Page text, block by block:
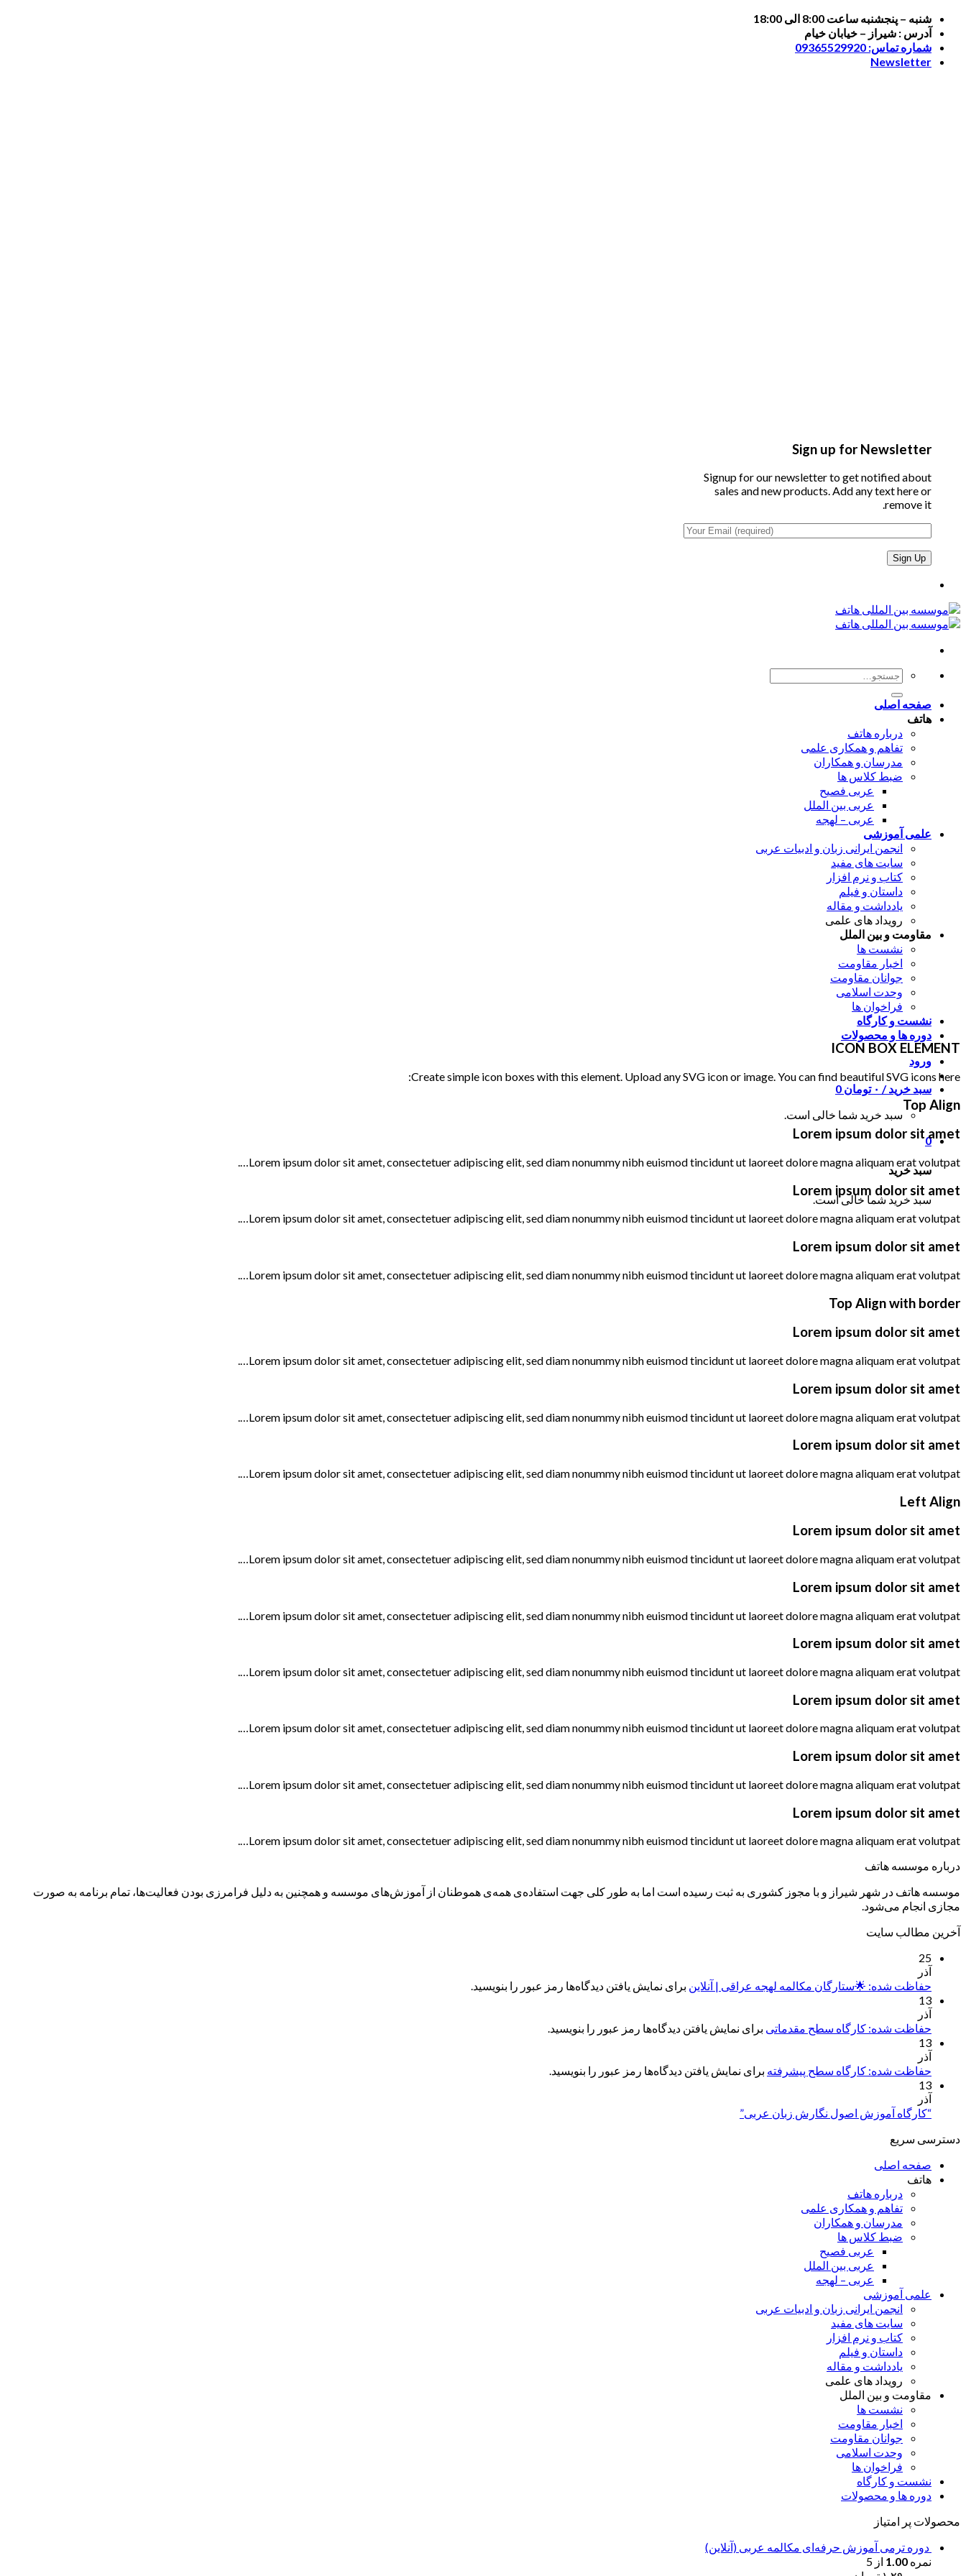
Skip
content
شنبه – پنجشنبه ساعت 8:00 الی 18:00
آدرس : شیراز – خیابان خیام
شماره تماس: 09365529920
Newsletter
Sign up for Newsletter
Signup for our newsletter to get notified about
sales and new products. Add any text here or
remove it.
جستجو
صفحه اصلی
هاتف
درباره هاتف
تفاهم و همکاری علمی
مدرسان و همکاران
ضبط کلاس ها
عربی فصیح
عربی بین الملل
عربی – لهجه
علمی آموزشی
انجمن ایرانی زبان و ادبیات عربی
سایت های مفید
کتاب و نرم افزار
داستان و فیلم
یادداشت و مقاله
رویداد های علمی
مقاومت و بین الملل
نشست ها
اخبار مقاومت
جوانان مقاومت
وحدت اسلامی
فراخوان ها
نشست و کارگاه
دوره ها و محصولات
ورود
سبد خرید / ۰ تومان 0
سبد خرید شما خالی است.
0
سبد خرید
سبد خرید شما خالی است.
ICON BOX ELEMENT
Create simple icon boxes with this element. Upload any SVG icon or image. You can find beautiful SVG icons here:
Top Align
Lorem ipsum dolor sit amet
Lorem ipsum dolor sit amet, consectetuer adipiscing elit, sed diam nonummy nibh euismod tincidunt ut laoreet dolore magna aliquam erat volutpat….
Lorem ipsum dolor sit amet
Lorem ipsum dolor sit amet, consectetuer adipiscing elit, sed diam nonummy nibh euismod tincidunt ut laoreet dolore magna aliquam erat volutpat….
Lorem ipsum dolor sit amet
Lorem ipsum dolor sit amet, consectetuer adipiscing elit, sed diam nonummy nibh euismod tincidunt ut laoreet dolore magna aliquam erat volutpat….
Top Align with border
Lorem ipsum dolor sit amet
Lorem ipsum dolor sit amet, consectetuer adipiscing elit, sed diam nonummy nibh euismod tincidunt ut laoreet dolore magna aliquam erat volutpat….
Lorem ipsum dolor sit amet
Lorem ipsum dolor sit amet, consectetuer adipiscing elit, sed diam nonummy nibh euismod tincidunt ut laoreet dolore magna aliquam erat volutpat….
Lorem ipsum dolor sit amet
Lorem ipsum dolor sit amet, consectetuer adipiscing elit, sed diam nonummy nibh euismod tincidunt ut laoreet dolore magna aliquam erat volutpat….
Left Align
Lorem ipsum dolor sit amet
Lorem ipsum dolor sit amet, consectetuer adipiscing elit, sed diam nonummy nibh euismod tincidunt ut laoreet dolore magna aliquam erat volutpat….
Lorem ipsum dolor sit amet
Lorem ipsum dolor sit amet, consectetuer adipiscing elit, sed diam nonummy nibh euismod tincidunt ut laoreet dolore magna aliquam erat volutpat….
Lorem ipsum dolor sit amet
Lorem ipsum dolor sit amet, consectetuer adipiscing elit, sed diam nonummy nibh euismod tincidunt ut laoreet dolore magna aliquam erat volutpat….
Lorem ipsum dolor sit amet
Lorem ipsum dolor sit amet, consectetuer adipiscing elit, sed diam nonummy nibh euismod tincidunt ut laoreet dolore magna aliquam erat volutpat….
Lorem ipsum dolor sit amet
Lorem ipsum dolor sit amet, consectetuer adipiscing elit, sed diam nonummy nibh euismod tincidunt ut laoreet dolore magna aliquam erat volutpat….
Lorem ipsum dolor sit amet
Lorem ipsum dolor sit amet, consectetuer adipiscing elit, sed diam nonummy nibh euismod tincidunt ut laoreet dolore magna aliquam erat volutpat….
درباره موسسه هاتف
موسسه هاتف در شهر شیراز و با مجوز کشوری به ثبت رسیده است اما به طور کلی جهت استفاده‌ی همه‌ی هموطنان از آموزش‌های موسسه و همچنین به دلیل فرامرزی بودن فعالیت‌ها، تمام برنامه به صورت
مجازی انجام می‌شود.
آخرین مطالب سایت
25
آذر
حفاظت شده: 🌟ستارگان مکالمه لهجه عراقی | آنلاین برای نمایش یافتن دیدگاه‌ها رمز عبور را بنویسید.
13
آذر
حفاظت شده: کارگاه سطح مقدماتی برای نمایش یافتن دیدگاه‌ها رمز عبور را بنویسید.
13
آذر
حفاظت شده: کارگاه سطح پیشرفته برای نمایش یافتن دیدگاه‌ها رمز عبور را بنویسید.
13
آذر
“کارگاه آموزش اصول نگارش زبان عربی”
دسترسی سریع
صفحه اصلی
هاتف
درباره هاتف
تفاهم و همکاری علمی
مدرسان و همکاران
ضبط کلاس ها
عربی فصیح
عربی بین الملل
عربی – لهجه
علمی آموزشی
انجمن ایرانی زبان و ادبیات عربی
سایت های مفید
کتاب و نرم افزار
داستان و فیلم
یادداشت و مقاله
رویداد های علمی
مقاومت و بین الملل
نشست ها
اخبار مقاومت
جوانان مقاومت
وحدت اسلامی
فراخوان ها
نشست و کارگاه
دوره ها و محصولات
محصولات پر امتیاز
دوره ترمی آموزش حرفه‌ای مکالمه عربی (آنلاین)
نمره 1.00 از 5